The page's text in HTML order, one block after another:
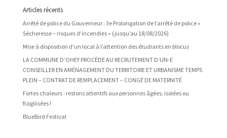
Articles récents
Arrêté de police du Gouverneur : 3e Prolongation de l’arrêté de police «
Sécheresse – risques d’incendies » (jusqu’au 18/08/2026)
Mise à disposition d’un local à l’attention des étudiants en blocus
LA COMMUNE D’OHEY PROCÈDE AU RECRUTEMENT D’UN-E
CONSEILLER EN AMÉNAGEMENT DU TERRITOIRE ET URBANISME TEMPS
PLEIN – CONTRAT DE REMPLACEMENT – CONGÉ DE MATERNITÉ
Fortes chaleurs : restons attentifs aux personnes âgées, isolées ou
fragilisées !
BlueBird Festival